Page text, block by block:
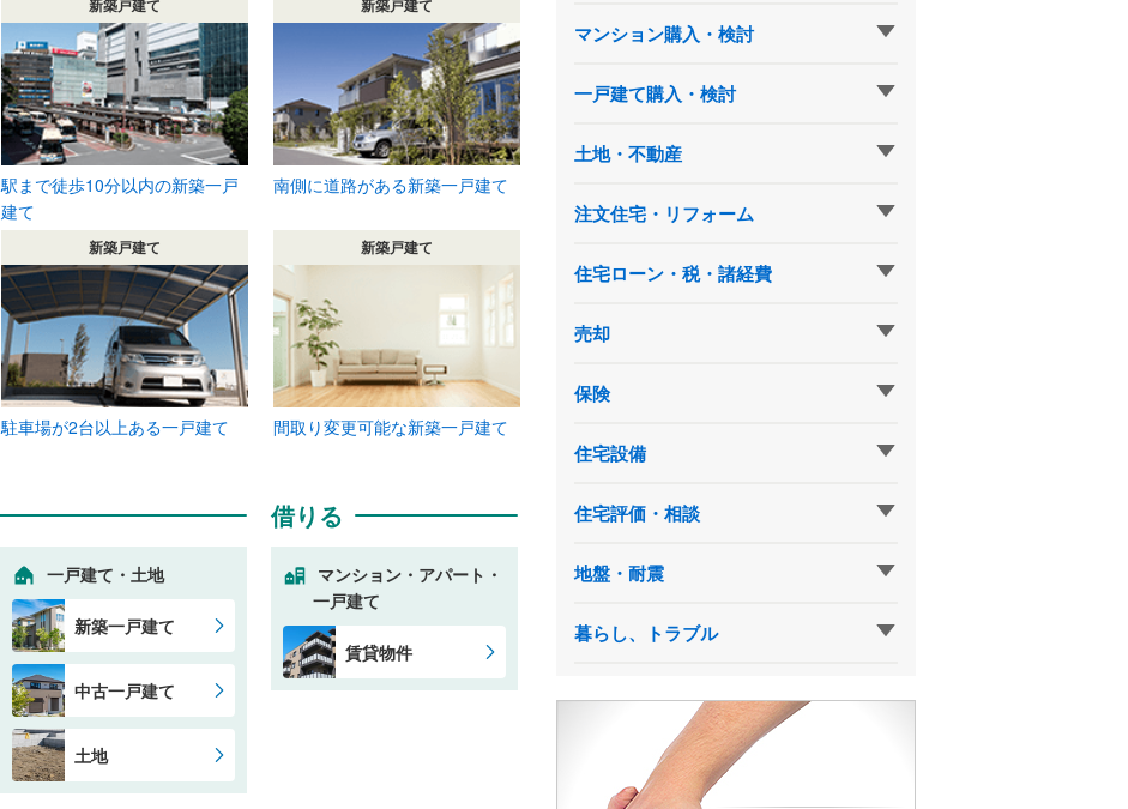
駅まで徒歩10分以内の新築一戸
建て
南側に道路がある新築一戸建て
新築戸建て
駐車場が2台以上ある一戸建て
新築戸建て
間取り変更可能な新築一戸建て
一戸建て・土地
新築一戸建て
中古一戸建て
土地
借りる
マンション・アパート・
一戸建て
賃貸物件
マンション購入・検討
一戸建て購入・検討
土地・不動産
注文住宅・リフォーム
住宅ローン・税・諸経費
売却
保険
住宅設備
住宅評価・相談
地盤・耐震
暮らし、トラブル